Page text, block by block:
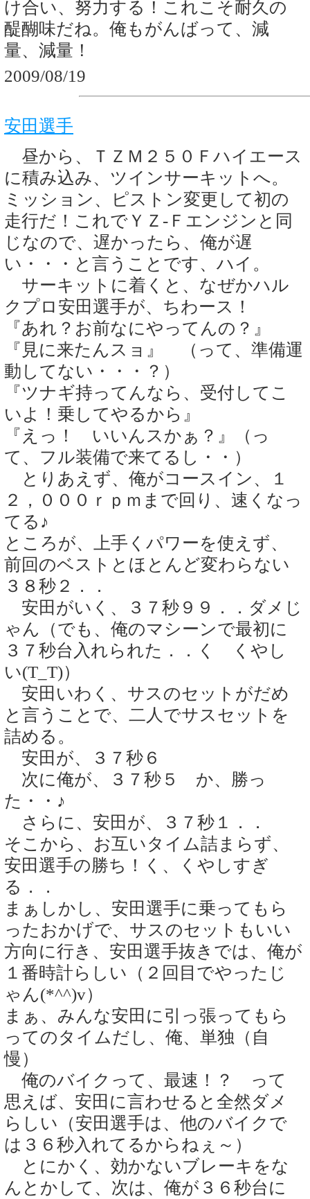
け合い、努力する！これこそ耐久の
醍醐味だね。俺もがんばって、減
量、減量！
2009/08/19
安田選手
昼から、ＴＺＭ２５０Ｆハイエース
に積み込み、ツインサーキットへ。
ミッション、ピストン変更して初の
走行だ！これでＹＺ-Ｆエンジンと同
じなので、遅かったら、俺が遅
い・・・と言うことです、ハイ。
サーキットに着くと、なぜかハル
クプロ安田選手が、ちわース！
『あれ？お前なにやってんの？』
『見に来たんスョ』 （って、準備運
動してない・・・？）
『ツナギ持ってんなら、受付してこ
いよ！乗してやるから』
『えっ！ いいんスかぁ？』（っ
て、フル装備で来てるし・・）
とりあえず、俺がコースイン、１
２，０００ｒｐｍまで回り、速くなっ
てる♪
ところが、上手くパワーを使えず、
前回のベストとほとんど変わらない
３８秒２．．
安田がいく、３７秒９９．．ダメじ
ゃん（でも、俺のマシーンで最初に
３７秒台入れられた．．く くやし
い(T_T)）
安田いわく、サスのセットがだめ
と言うことで、二人でサスセットを
詰める。
安田が、３７秒６
次に俺が、３７秒５ か、勝っ
た・・♪
さらに、安田が、３７秒１．．
そこから、お互いタイム詰まらず、
安田選手の勝ち！く、くやしすぎ
る．．
まぁしかし、安田選手に乗ってもら
ったおかげで、サスのセットもいい
方向に行き、安田選手抜きでは、俺が
１番時計らしい（２回目でやったじ
ゃん(*^^)v）
まぁ、みんな安田に引っ張ってもら
ってのタイムだし、俺、単独（自
慢）
俺のバイクって、最速！？ って
思えば、安田に言わせると全然ダメ
らしい（安田選手は、他のバイクで
は３６秒入れてるからねぇ～）
とにかく、効かないブレーキをな
んとかして、次は、俺が３６秒台に